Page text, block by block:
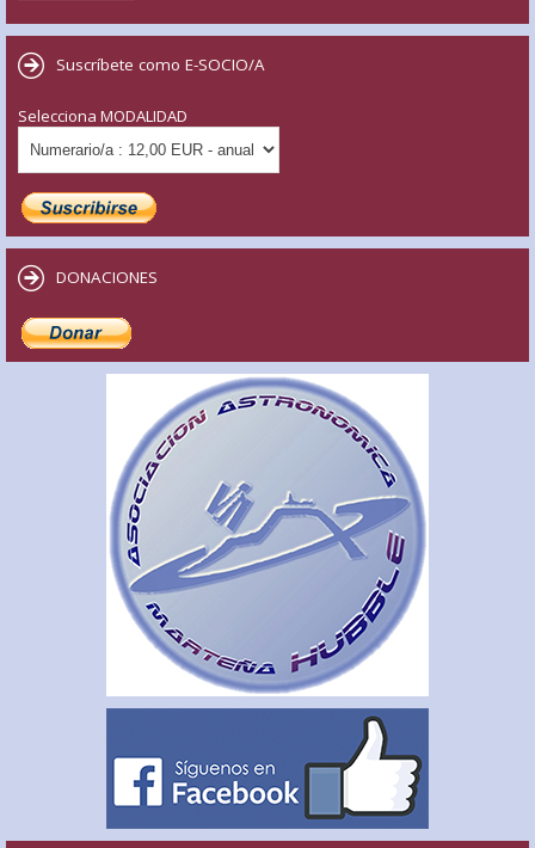
Suscríbete como E-SOCIO/A
Selecciona MODALIDAD
DONACIONES